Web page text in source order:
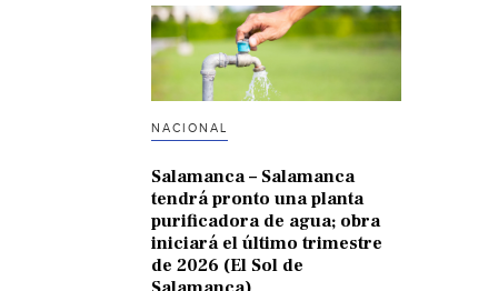
NACIONAL
Salamanca – Salamanca
tendrá pronto una planta
purificadora de agua; obra
iniciará el último trimestre
de 2026 (El Sol de